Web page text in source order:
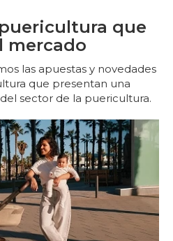
que
mercado
las apuestas y novedades
que presentan una
sector de la puericultura.